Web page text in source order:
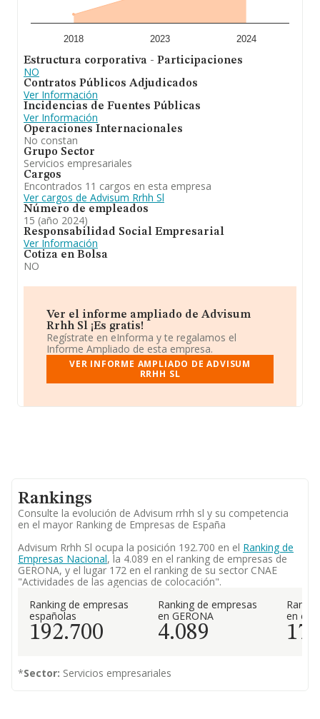
constitución es de 16 años. Los empleados de media
A modo de conclusión, la actividad de
Advisum Rrhh
y gestión integral de recursos humanos para empresas.
Frente al 2023, en el ranking nacional, de todas las
empresas en España, la empresa ha experimentado una
mejora. En el ranking de sectores, la compañía ha
escalado posiciones respecto al 2023.
2018 2023 2024
Estructura corporativa - Participaciones
NO
Contratos Públicos Adjudicados
Ver Información
Incidencias de Fuentes Públicas
Ver Información
Operaciones Internacionales
No constan
Grupo Sector
Servicios empresariales
Cargos
Encontrados 11 cargos en esta empresa
Ver cargos de Advisum Rrhh Sl
Número de empleados
15 (año 2024)
Responsabilidad Social Empresarial
Ver Información
Cotiza en Bolsa
NO
Ver el informe ampliado de Advisum
Rrhh Sl ¡Es gratis!
Regístrate en eInforma y te regalamos el
Informe Ampliado de esta empresa.
VER INFORME AMPLIADO DE ADVISUM
RRHH SL
Rankings
Consulte la evolución de Advisum rrhh sl y su competencia
en el mayor Ranking de Empresas de España
Advisum Rrhh Sl ocupa la posición 192.700 en el Ranking de
Empresas Nacional, la 4.089 en el ranking de empresas de
GERONA, y el lugar 172 en el ranking de su sector CNAE
"Actividades de las agencias de colocación".
Ranking de empresas
españolas
192.700
Ranking de empresas
en GERONA
4.089
en el
172
*Sector: Servicios empresariales